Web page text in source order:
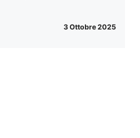
3 Ottobre 2025